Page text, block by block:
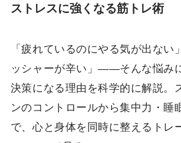
ストレスに強くなる筋トレ術
「疲れているのにやる気が出ない
ッシャーが辛い」——そんな悩み
決策になる理由を科学的に解説。
ンのコントロールから集中力・睡
で、心と身体を同時に整えるトレ